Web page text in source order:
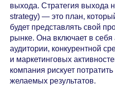
выхода. Стратегия выхода
strategy) — это план,
будет представлять свой
рынке. Она включает в себя
аудитории, конкурентной
и маркетинговых
компания рискует
желаемых результатов.